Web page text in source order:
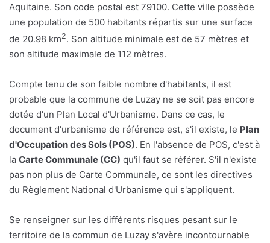
Aquitaine. Son code postal est 79100. Cette ville possède
une population de 500 habitants répartis sur une surface
de 20.98 km2. Son altitude minimale est de 57 mètres et
son altitude maximale de 112 mètres.
Compte tenu de son faible nombre d'habitants, il est
probable que la commune de Luzay ne se soit pas encore
dotée d'un Plan Local d'Urbanisme. Dans ce cas, le
document d'urbanisme de référence est, s'il existe, le Plan
d'Occupation des Sols (POS). En l'absence de POS, c'est à
la Carte Communale (CC) qu'il faut se référer. S'il n'existe
pas non plus de Carte Communale, ce sont les directives
du Règlement National d'Urbanisme qui s'appliquent.
Se renseigner sur les différents risques pesant sur le
territoire de la commun de Luzay s'avère incontournable